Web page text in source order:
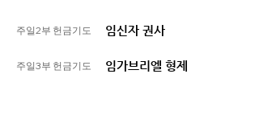
주일2부 헌금기도 임신자 권사
주일3부 헌금기도 임가브리엘 형제